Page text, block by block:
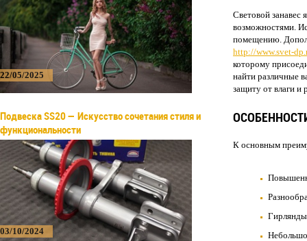
22/05/2025
Подвеска SS20 — Искусство сочетания стиля и
функциональности
03/10/2024
Световой занавес
возможностями.
помещению.
http://www.svet-
которому
найти различные
защиту от влаги
К основным